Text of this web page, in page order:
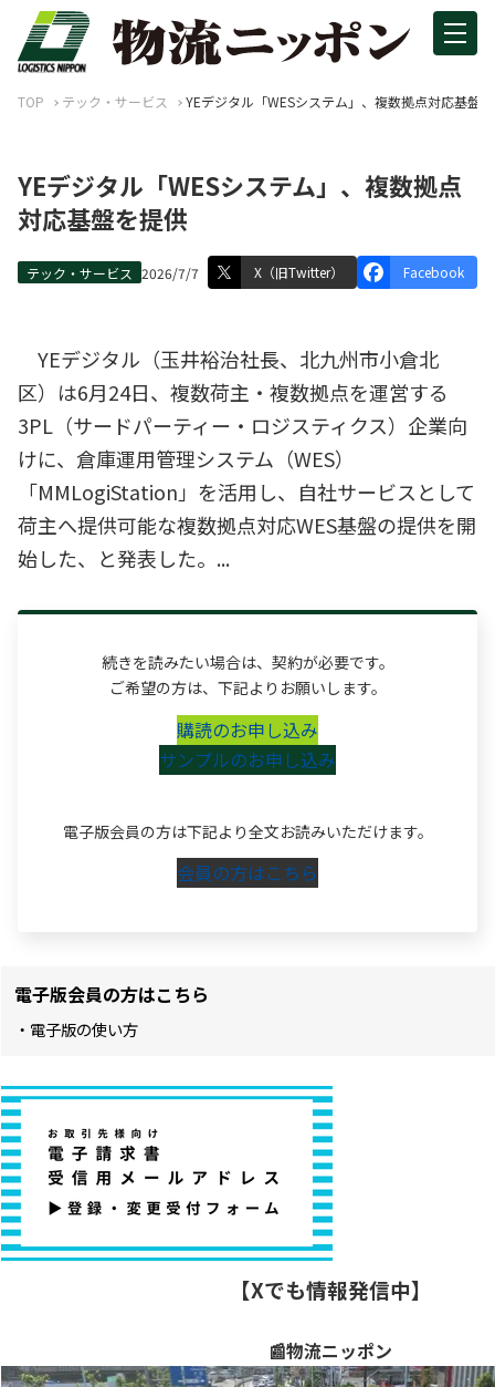
TOP テック・サービス YEデジタル「WESシステム」、複数拠点対応基盤
YEデジタル「WESシステム」、複数拠点
対応基盤を提供
テック・サービス 2026/7/7 X（旧Twitter） Facebook
YEデジタル（玉井裕治社長、北九州市小倉北
区）は6月24日、複数荷主・複数拠点を運営する
3PL（サードパーティー・ロジスティクス）企業向
けに、倉庫運用管理システム（WES）
「MMLogiStation」を活用し、自社サービスとして
荷主へ提供可能な複数拠点対応WES基盤の提供を開
始した、と発表した。...
続きを読みたい場合は、契約が必要です。
ご希望の方は、下記よりお願いします。
購読のお申し込み
サンプルのお申し込み
電子版会員の方は下記より全文お読みいただけます。
会員の方はこちら
電子版会員の方はこちら
・電子版の使い方
【Xでも情報発信中】
📰物流ニッポン